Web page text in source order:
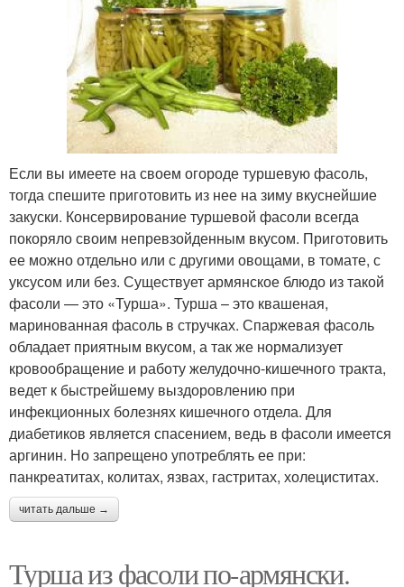
Если вы имеете на своем огороде туршевую фасоль,
тогда спешите приготовить из нее на зиму вкуснейшие
закуски. Консервирование туршевой фасоли всегда
покоряло своим непревзойденным вкусом. Приготовить
ее можно отдельно или с другими овощами, в томате, с
уксусом или без. Существует армянское блюдо из такой
фасоли — это «Турша». Турша – это квашеная,
маринованная фасоль в стручках. Спаржевая фасоль
обладает приятным вкусом, а так же нормализует
кровообращение и работу желудочно-кишечного тракта,
ведет к быстрейшему выздоровлению при
инфекционных болезнях кишечного отдела. Для
диабетиков является спасением, ведь в фасоли имеется
аргинин. Но запрещено употреблять ее при:
панкреатитах, колитах, язвах, гастритах, холециститах.
читать дальше →
Турша из фасоли по-армянски.